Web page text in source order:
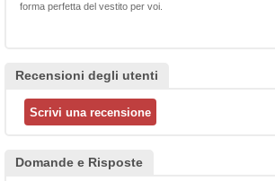
forma perfetta del vestito per voi.
Recensioni degli utenti
Domande e Risposte